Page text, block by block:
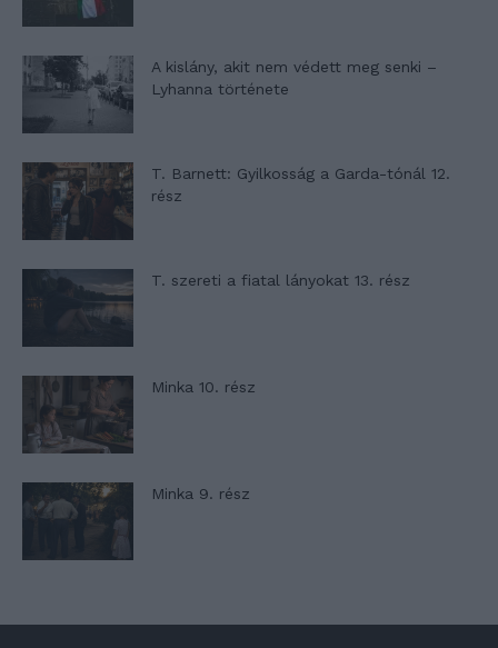
A kislány, akit nem védett meg senki –
Lyhanna története
T. Barnett: Gyilkosság a Garda-tónál 12.
rész
T. szereti a fiatal lányokat 13. rész
Minka 10. rész
Minka 9. rész